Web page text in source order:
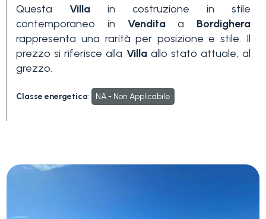
Questa Villa in costruzione in stile
contemporaneo in Venditaa Bordighera
rappresenta una rarità per posizione e stile. Il
prezzo si riferisce alla Villaallo stato attuale, al
grezzo.
Classe energetica: NA - Non Applicabile
Altre
opzioni
-
multiscelta